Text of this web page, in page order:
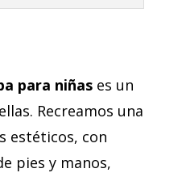
para niñases un
Recreamos una
estéticos, con
pies y manos,